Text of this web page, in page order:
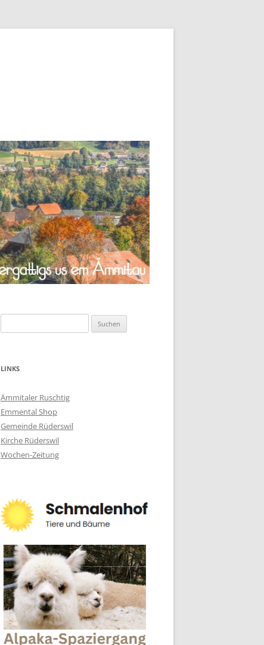
nach:
LINKS
Ämmitaler Ruschtig
Emmental Shop
Gemeinde Rüderswil
Kirche Rüderswil
Wochen-Zeitung